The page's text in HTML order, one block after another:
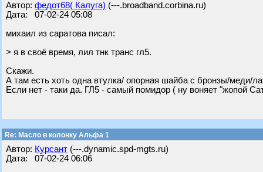
Автор: федот68( Калуга) (---.broadband.corbina.ru)
Дата: 07-02-24 05:08
михаил из саратова писал:
> я в своё время, лил тнк транс гл5.
Скажи.
А там есть хоть одна втулка/ опорная шайба с бронзы/меди/
Если нет - таки да. ГЛ5 - самый помидор ( ну воняет "жопой
Re: Масло в колонку Альфа 1
Автор: Курсант (---.dynamic.spd-mgts.ru)
Дата: 07-02-24 06:06